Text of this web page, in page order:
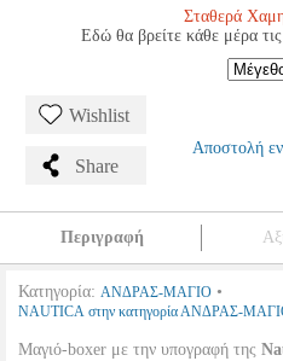
Σταθερά
Εδώ θα βρείτε κάθε μέρα τις
Wishlist
Share
Αποστολή
Περιγραφή
Κατηγορία: ΑΝΔΡΑΣ-ΜΑΓΙΟ •
NAUTICA στην κατηγορία ΑΝΔΡΑΣ-
Μαγιό-boxer με την υπογραφή της